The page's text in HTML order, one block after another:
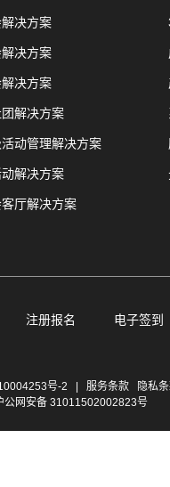
决方案
决方案
决方案
解决方案
动管理解决方案
解决方案
厅解决方案
注册报名 电子签到
号-2 服务条款
隐私
公网安备 31011502002823号